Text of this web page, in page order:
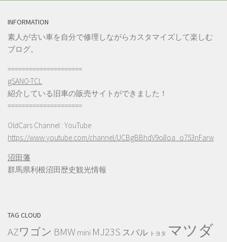
INFORMATION
素人が古い車を自分で修理しながらカスタマイズして楽しむ
ブログ。
=====================
gSANO-TCL
紹介している旧車の販売サイトができました！
=====================
OldCars Channel : YouTube
https://www.youtube.com/channel/UCBgBBhdV9o8oa_o753nFarw
沼田藩
群馬県利根沼田歴史観光情報
TAG CLOUD
AZワゴン BMWmini MJ23S スバル トヨタ マツダ